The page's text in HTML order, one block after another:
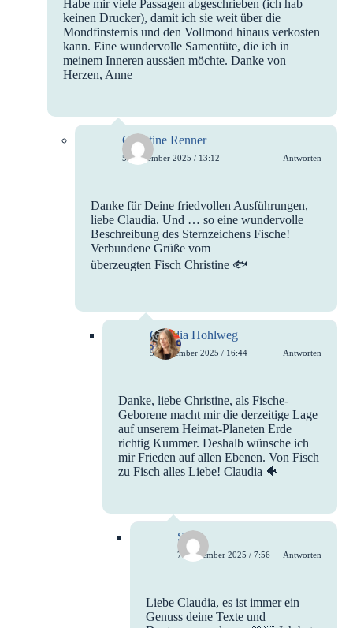
Habe mir viele Passagen abgeschrieben (ich hab
keinen Drucker), damit ich sie weit über die
Mondfinsternis und den Vollmond hinaus verkosten
kann. Eine wundervolle Samentüte, die ich in
meinem Inneren aussäen möchte. Danke von
Herzen, Anne
Christine Renner
5. September 2025 / 13:12 Antworten
Danke für Deine friedvollen Ausführungen,
liebe Claudia. Und … so eine wundervolle
Beschreibung des Sternzeichens Fische!
Verbundene Grüße vom
überzeugten Fisch Christine 🐟
Claudia Hohlweg
5. September 2025 / 16:44 Antworten
Danke, liebe Christine, als Fische-
Geborene macht mir die derzeitige Lage
auf unserem Heimat-Planeten Erde
richtig Kummer. Deshalb wünsche ich
mir Frieden auf allen Ebenen. Von Fisch
zu Fisch alles Liebe! Claudia 🐠
Steffi
7. September 2025 / 7:56 Antworten
Liebe Claudia, es ist immer ein
Genuss deine Texte und